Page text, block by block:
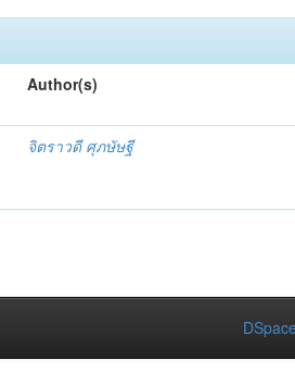
Author(s)
จิตราวดี ศุภษัษฐี